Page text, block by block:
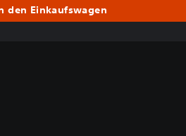
den Einkaufswagen